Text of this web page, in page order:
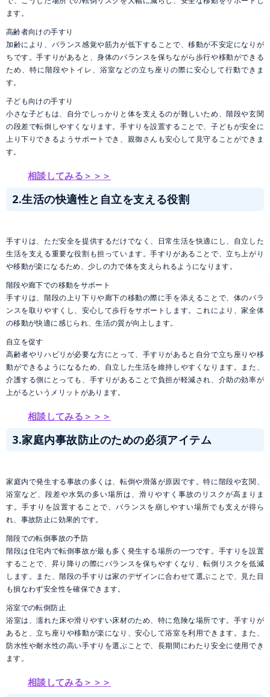
ます。
高齢者向けの手すり
加齢により、バランス感覚や筋力が低下することで、移動が不安定になりが
ちです。手すりがあると、身体のバランスを保ちながら歩行や移動ができる
ため、特に階段やトイレ、浴室などの立ち座りの際に安心して行動できま
す。
子ども向けの手すり
小さな子どもは、自分でしっかりと体を支えるのが難しいため、階段や玄関
の段差で転倒しやすくなります。手すりを設置することで、子どもが安全に
上り下りできるようサポートでき、親御さんも安心して見守ることができま
す。
相談してみる＞＞＞
2.生活の快適性と自立を支える役割
手すりは、ただ安全を提供するだけでなく、日常生活を快適にし、自立した
生活を支える重要な役割も担っています。手すりがあることで、立ち上がり
や移動が楽になるため、少しの力で体を支えられるようになります。
階段や廊下での移動をサポート
手すりは、階段の上り下りや廊下の移動の際に手を添えることで、体のバラ
ンスを取りやすくし、安心して歩行をサポートします。これにより、家全体
の移動が快適に感じられ、生活の質が向上します。
自立を促す
高齢者やリハビリが必要な方にとって、手すりがあると自分で立ち座りや移
動ができるようになるため、自立した生活を維持しやすくなります。また、
介護する側にとっても、手すりがあることで負担が軽減され、介助の効率が
上がるというメリットがあります。
相談してみる＞＞＞
3.家庭内事故防止のための必須アイテム
家庭内で発生する事故の多くは、転倒や滑落が原因です。特に階段や玄関、
浴室など、段差や水気の多い場所は、滑りやすく事故のリスクが高まりま
す。手すりを設置することで、バランスを崩しやすい場所でも支えが得ら
れ、事故防止に効果的です。
階段での転倒事故の予防
階段は住宅内で転倒事故が最も多く発生する場所の一つです。手すりを設置
することで、昇り降りの際にバランスを保ちやすくなり、転倒リスクを低減
します。また、階段の手すりは家のデザインに合わせて選ぶことで、見た目
も損なわず安全性を確保できます。
浴室での転倒防止
浴室は、濡れた床や滑りやすい床材のため、特に危険な場所です。手すりが
あると、立ち座りや移動が楽になり、安心して浴室を利用できます。また、
防水性や耐水性の高い手すりを選ぶことで、長期間にわたり安全に使用でき
ます。
相談してみる＞＞＞